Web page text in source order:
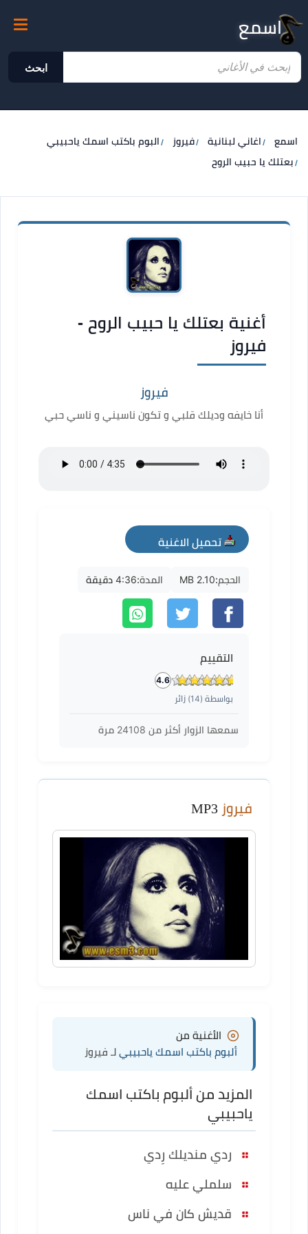
اسمع
ابحث
اسمع اغاني لبنانية فيروز
البوم باكتب اسمك ياحبيبي
بعتلك يا حبيب الروح
أغنية بعتلك يا حبيب الروح -
فيروز
فيروز
أنا خايفه وديلك قلبي و تكون ناسيني و ناسي حبي
تحميل الاغنية
mp3
الحجم:2.10 MB المدة:4:36 دقيقة
التقييم
4.6
بواسطة (14) زائر
سمعها الزوار أكثر من 24108 مرة
فيروز
الأغنية من
ألبوم باكتب اسمك ياحبيبي لـ فيروز
المزيد من ألبوم باكتب اسمك
ياحبيبي
ردي منديلك رِدي
سلملي عليه
قديش كان في ناس